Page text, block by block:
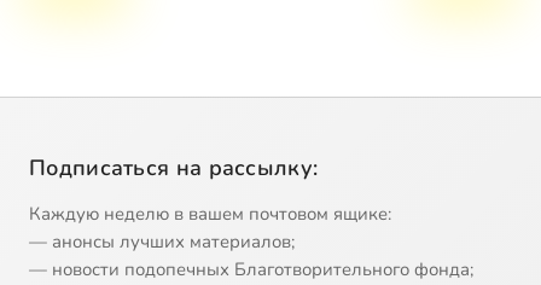
Подписаться на рассылку:
Каждую неделю в вашем почтовом ящике:
— анонсы лучших материалов;
— новости подопечных Благотворительного фонда;